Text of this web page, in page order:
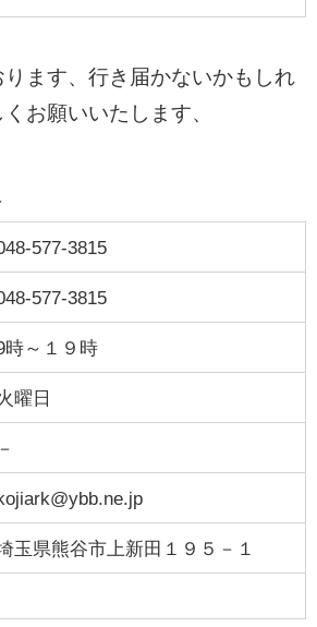
ます、行き届かないかもしれ
お願いいたします、
577-3815
577-3815
時～１９時
曜日
－
玉県熊谷市上新田１９５－１